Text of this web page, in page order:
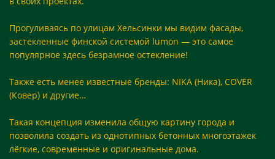
Прогуливаясь по улицам Хельсинки мы видим фасады,
застекленные финской системой lumon — это самое
популярное здесь безрамное остекление!
Также есть менее известные бренды: NIKA (Ника), COVER
(Ковер) и другие…
Такая концепция изменила общую картину города и
позволила создать из однотипных бетонных многоэтажек
лёгкие, современные и оригинальные дома.